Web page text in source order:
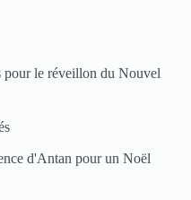
pour le réveillon du Nouvel
d'Antan pour un Noël